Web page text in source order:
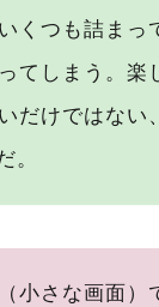
くつも詰まっ
てしまう。楽
だけではない
。
小さな画面）